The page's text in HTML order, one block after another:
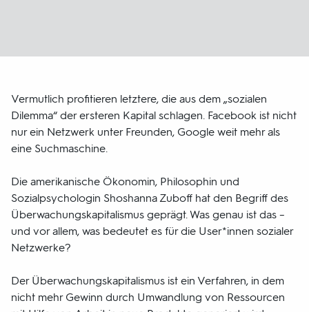
Vermutlich profitieren letztere, die aus dem „sozialen
Dilemma“ der ersteren Kapital schlagen. Facebook ist nicht
nur ein Netzwerk unter Freunden, Google weit mehr als
eine Suchmaschine.
Die amerikanische Ökonomin, Philosophin und
Sozialpsychologin Shoshanna Zuboff hat den Begriff des
Überwachungskapitalismus geprägt. Was genau ist das –
und vor allem, was bedeutet es für die User*innen sozialer
Netzwerke?
Der Überwachungskapitalismus ist ein Verfahren, in dem
nicht mehr Gewinn durch Umwandlung von Ressourcen